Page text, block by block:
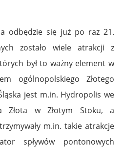
odbędzie się już po raz 21.
zostało wiele atrakcji z
był to ważny element w
ogólnopolskiego Złotego
jest m.in. Hydropolis we
Złota w Złotym Stoku, a
m.in. takie atrakcje
spływów pontonowych